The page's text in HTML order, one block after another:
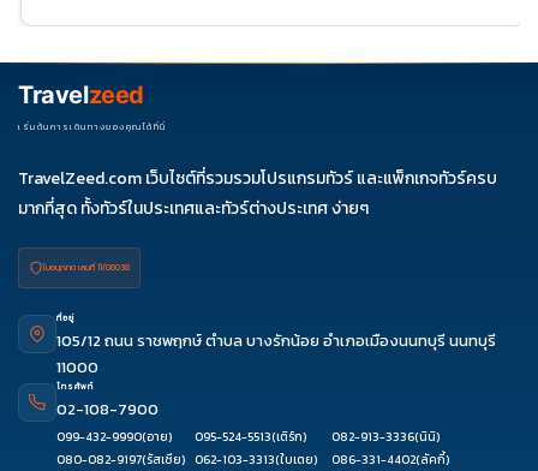
Travelzeed
เริ่มต้นการเดินทางของคุณได้ที่นี่
TravelZeed.com เว็บไซต์ที่รวมรวมโปรแกรมทัวร์ และแพ็กเกจทัวร์ครบ
มากที่สุด ทั้งทัวร์ในประเทศและทัวร์ต่างประเทศ ง่ายๆ
ใบอนุญาต เลขที่ 11/08038
ที่อยู่
105/12 ถนน ราชพฤกษ์ ตำบล บางรักน้อย อำเภอเมืองนนทบุรี นนทบุรี
11000
โทรศัพท์
02-108-7900
099-432-9990(อาย) 095-524-5513(เติร์ก) 082-913-3336(นินิ)
080-082-9197(รัสเซีย) 062-103-3313(ใบเตย) 086-331-4402(ลัคกี้)